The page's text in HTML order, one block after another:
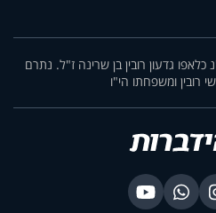
גדעון רובין בן שרינה ז"ל. נתרם
רובין ומשפחתו הי"ו